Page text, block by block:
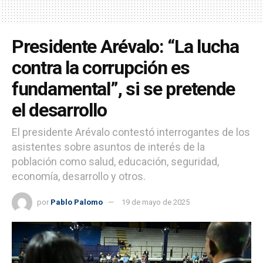
Presidente Arévalo: “La lucha
contra la corrupción es
fundamental”, si se pretende
el desarrollo
El presidente Arévalo contestó interrogantes de los
asistentes sobre asuntos de interés de la
población como salud, educación, seguridad,
economía, desarrollo y otros.
por Pablo Palomo 19 de mayo de 2025